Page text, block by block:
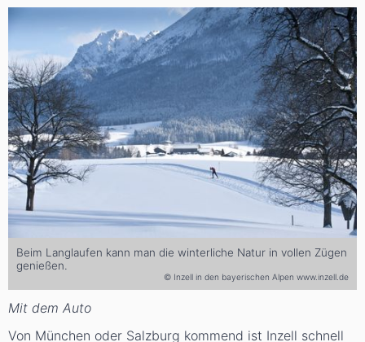
Beim Langlaufen kann man die winterliche Natur in vollen Zügen
genießen.
© Inzell in den bayerischen Alpen www.inzell.de
Mit dem Auto
Von München oder Salzburg kommend ist Inzell schnell